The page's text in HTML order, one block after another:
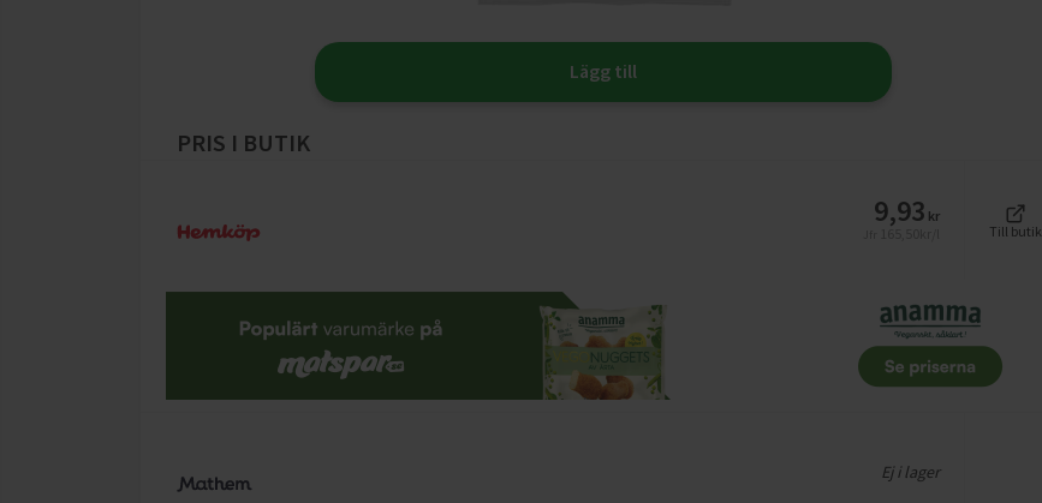
Lägg till
PRIS I BUTIK
9,93 kr
Till butik
Ej i lager